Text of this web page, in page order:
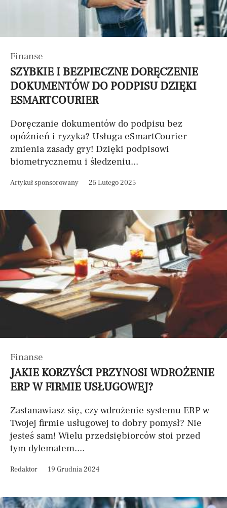
Finanse
SZYBKIE I BEZPIECZNE DORĘCZENIE
DOKUMENTÓW DO PODPISU DZIĘKI
ESMARTCOURIER
Doręczanie dokumentów do podpisu bez
opóźnień i ryzyka? Usługa eSmartCourier
zmienia zasady gry! Dzięki podpisowi
biometrycznemu i śledzeniu...
Artykuł sponsorowany 25 Lutego 2025
Finanse
JAKIE KORZYŚCI PRZYNOSI WDROŻENIE
ERP W FIRMIE USŁUGOWEJ?
Zastanawiasz się, czy wdrożenie systemu ERP w
Twojej firmie usługowej to dobry pomysł? Nie
jesteś sam! Wielu przedsiębiorców stoi przed
tym dylematem....
Redaktor 19 Grudnia 2024